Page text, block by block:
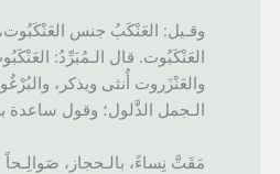
وقـيل: العَنْكَبُ جنس
العَنْكَبُوت. قال الـمُبَرِّدُ:
والعَنْزَروت أُنثى ويذكر،
الـجمل الذَّلول؛ وقول ساعدة
مَقَتَّ نِساءً، بالـحجاز،